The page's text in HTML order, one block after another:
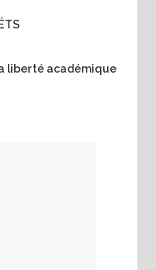
liberté académique